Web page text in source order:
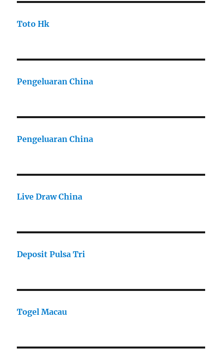
Toto Hk
Pengeluaran China
Pengeluaran China
Live Draw China
Deposit Pulsa Tri
Togel Macau